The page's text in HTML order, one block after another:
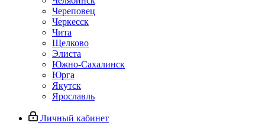
Череповец
Черкесск
Чита
Щелково
Элиста
Южно-Сахалинск
Юрга
Якутск
Ярославль
Личный кабинет